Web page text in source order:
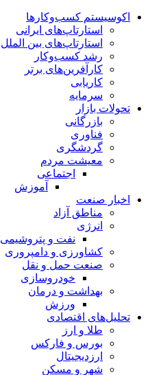
اکوسیستم کسب‌وکارها
استارتاپ‌های ایرانی
استارتاپ‌های بین الملل
رشد کسب‌وکار
کارآفرین‌های برتر
کاریابی
سرمایه
تحولات بازار
بازرگانی
فناوری
گردشگری
معیشت مردم
اجتماعی
آموزش
اخبار صنعت
مناطق آزاد
انرژی
نفت و پتروشیمی
کشاورزی و دامپروری
صنعت حمل و نقل
خودروسازی
بهداشت و درمان
ورزش
تحلیل‌های اقتصادی
طلا و ارز
بورس و فارکس
ارزدیجیتال
شهر و مسکن